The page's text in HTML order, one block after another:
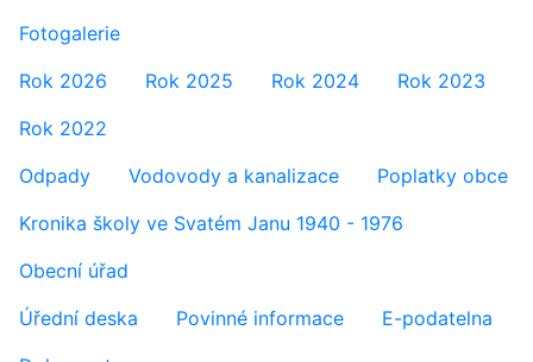
Fotogalerie
Rok 2026
Rok 2025 Rok 2024
Rok 2023
Rok 2022
Odpady
Vodovody a kanalizace
Poplatky obce
Kronika školy ve Svatém Janu 1940 - 1976
Obecní úřad
Úřední deska
Povinné informace
E-podatelna